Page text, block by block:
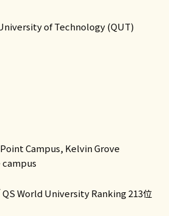
of Technology (QUT)
Campus, Kelvin Grove
QS World University Ranking 213位